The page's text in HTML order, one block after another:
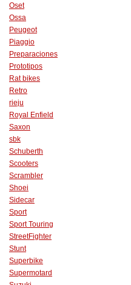
Oset
Ossa
Peugeot
Piaggio
Preparaciones
Prototipos
Rat bikes
Retro
rieju
Royal Enfield
Saxon
sbk
Schuberth
Scooters
Scrambler
Shoei
Sidecar
Sport
Sport Touring
StreetFighter
Stunt
Superbike
Supermotard